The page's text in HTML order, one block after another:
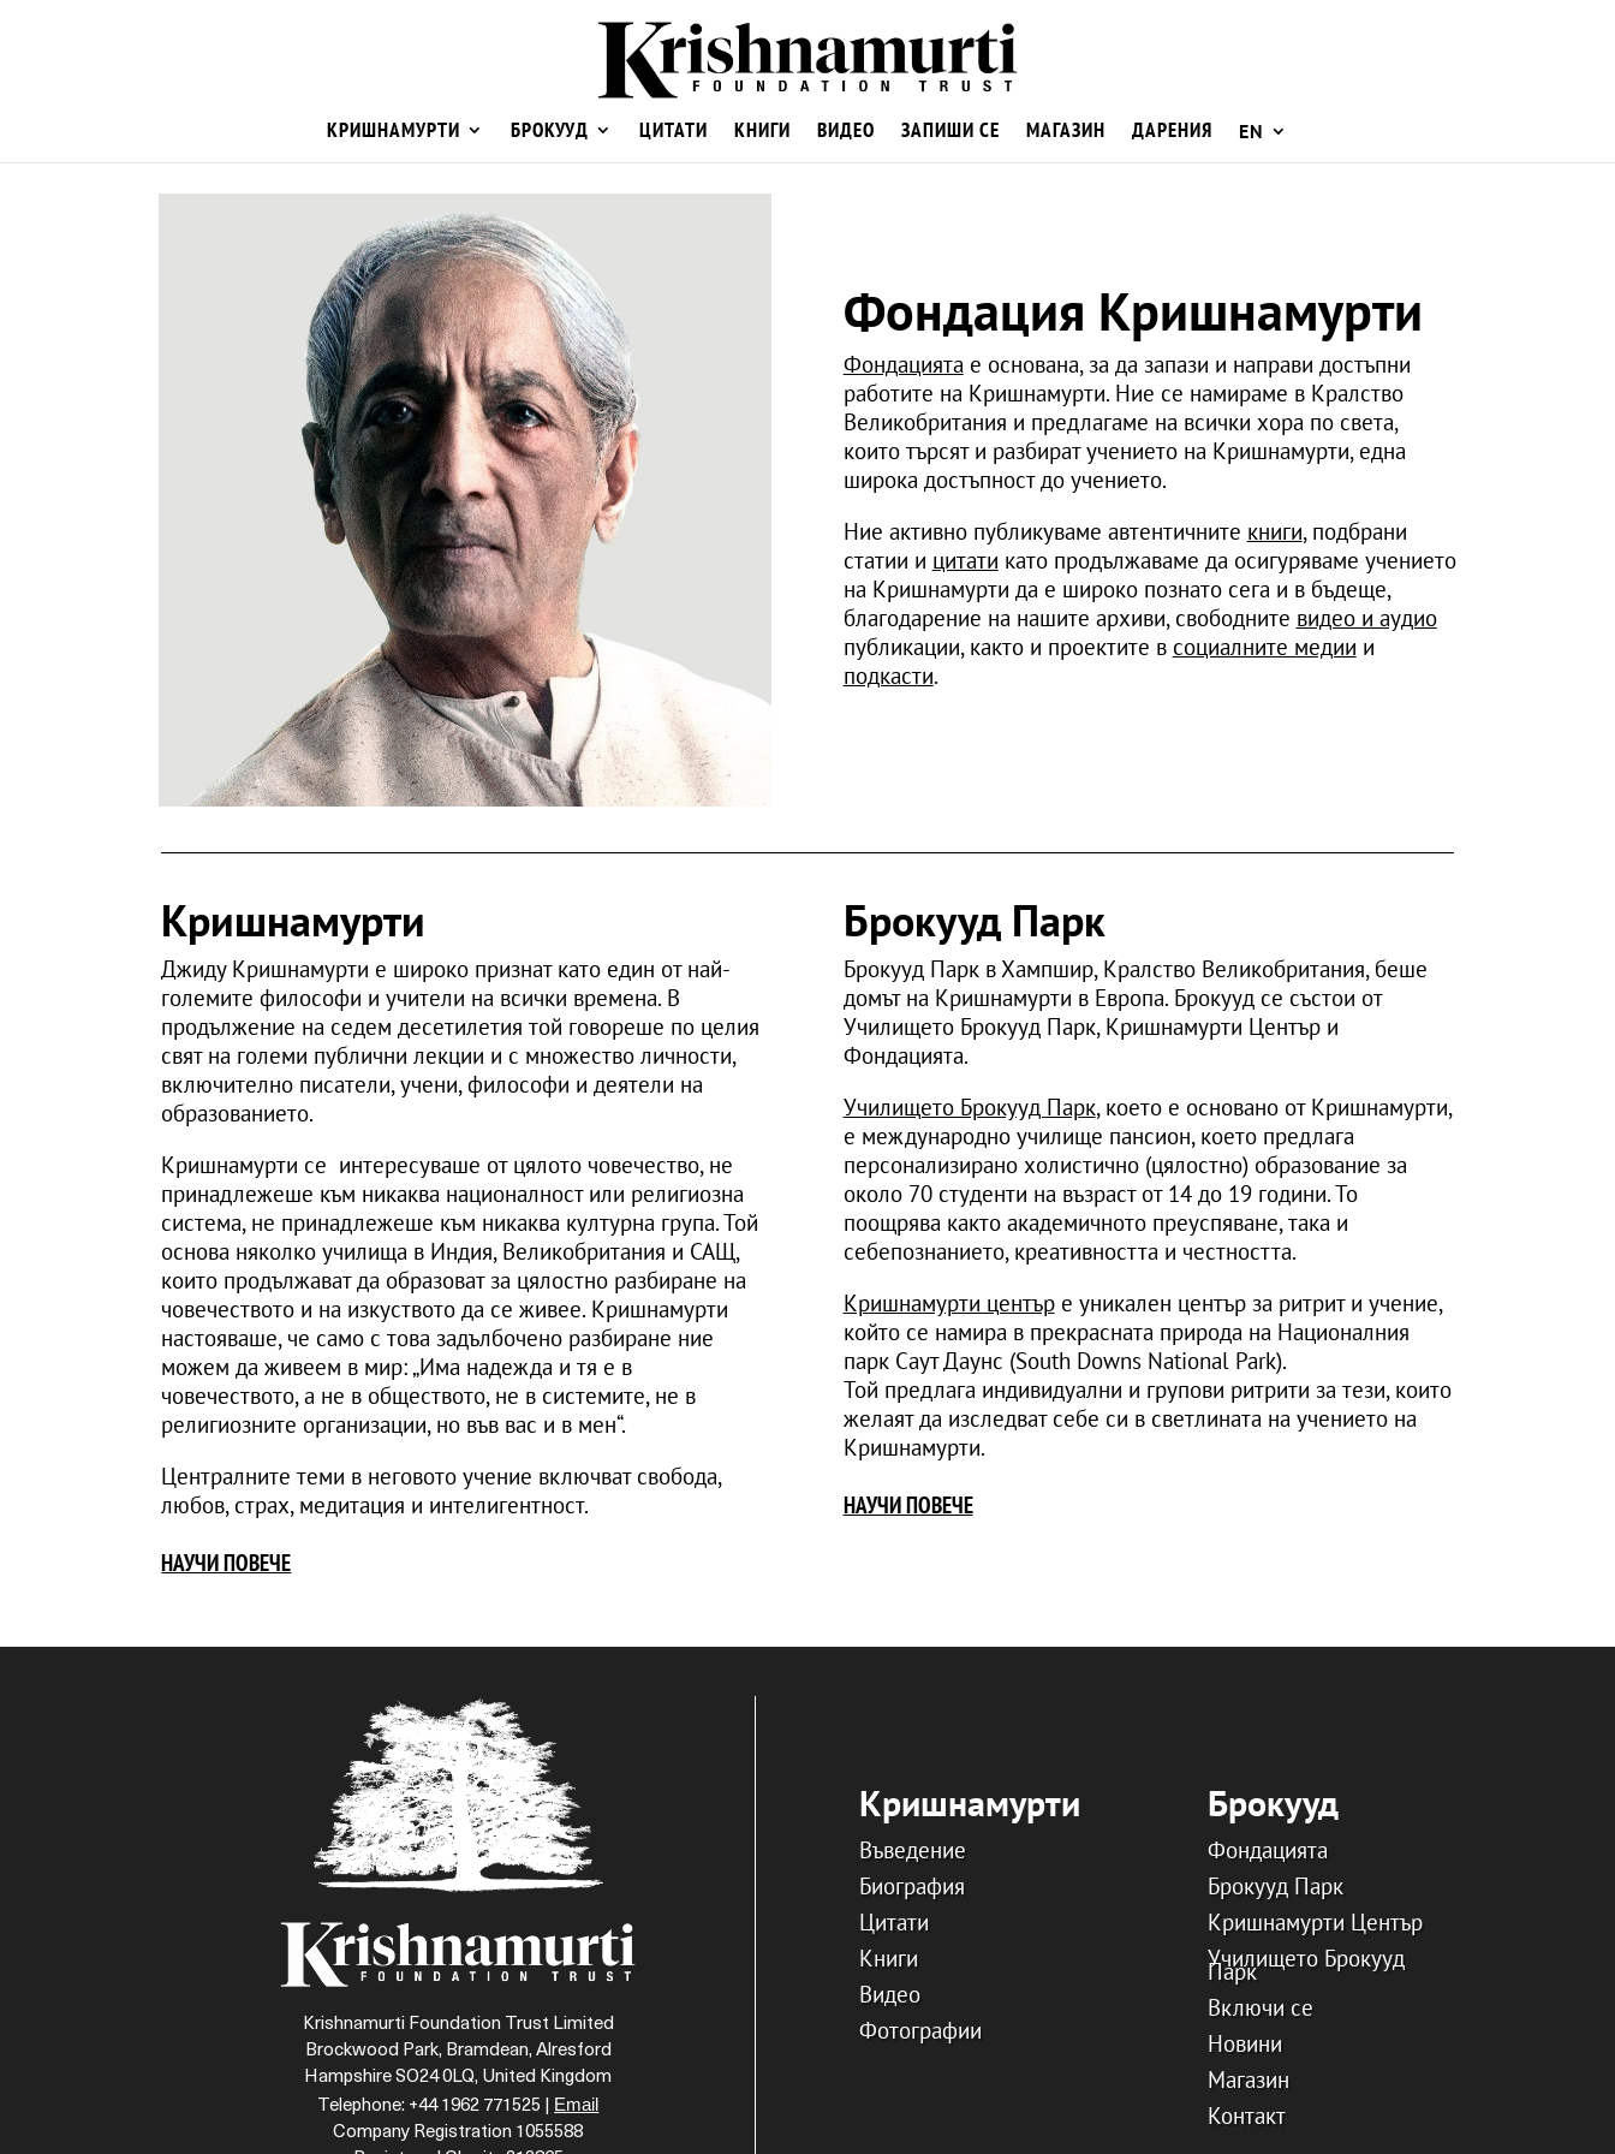
КРИШНАМУРТИ БРОКУУД ЦИТАТИ КНИГИ ВИДЕО ЗАПИШИ СЕ МАГАЗИН ДАРЕНИЯ EN
Фондация Кришнамурти
Фондацията е основана, за да запази и направи достъпни
работите на Кришнамурти. Ние се намираме в Кралство
Великобритания и предлагаме на всички хора по света,
които търсят и разбират учението на Кришнамурти, една
широка достъпност до учението.
Ние активно публикуваме автентичните книги, подбрани
статии и цитати като продължаваме да осигуряваме учението
на Кришнамурти да е широко познато сега и в бъдеще,
благодарение на нашите архиви, свободните видео и аудио
публикации, както и проектите в социалните медии и
подкасти.
Кришнамурти
Джиду Кришнамурти е широко признат като един от най-
големите философи и учители на всички времена. В
продължение на седем десетилетия той говореше по целия
свят на големи публични лекции и с множество личности,
включително писатели, учени, философи и деятели на
образованието.
Кришнамурти се интересуваше от цялото човечество, не
принадлежеше към никаква националност или религиозна
система, не принадлежеше към никаква културна група. Той
основа няколко училища в Индия, Великобритания и САЩ,
които продължават да образоват за цялостно разбиране на
човечеството и на изкуството да се живее. Кришнамурти
настояваше, че само с това задълбочено разбиране ние
можем да живеем в мир: „Има надежда и тя е в
човечеството, а не в обществото, не в системите, не в
религиозните организации, но във вас и в мен“.
Централните теми в неговото учение включват свобода,
любов, страх, медитация и интелигентност.
НАУЧИ ПОВЕЧЕ
Брокууд Парк
Брокууд Парк в Хампшир, Кралство Великобритания, беше
домът на Кришнамурти в Европа. Брокууд се състои от
Училището Брокууд Парк, Кришнамурти Център и
Фондацията.
Училището Брокууд Парк, което е основано от Кришнамурти,
е международно училище пансион, което предлага
персонализирано холистично (цялостно) образование за
около 70 студенти на възраст от 14 до 19 години. То
поощрява както академичното преуспяване, така и
себепознанието, креативността и честността.
Кришнамурти центъре уникален център за ритрит и учение,
който се намира в прекрасната природа на Националния
парк Саут Даунс (South Downs National Park).
Той предлага индивидуални и групови ритрити за тези, които
желаят да изследват себе си в светлината на учението на
Кришнамурти.
НАУЧИ ПОВЕЧЕ
Krishnamurti Foundation Trust Limited
Brockwood Park, Bramdean, Alresford
Hampshire SO24 0LQ, United Kingdom
Telephone: +44 1962 771525 | Email
Company Registration 1055588
Кришнамурти
Въведение
Биография
Цитати
Книги
Видео
Фотографии
Брокууд
Фондацията
Брокууд Парк
Кришнамурти Център
Училището Брокууд
Парк
Включи се
Новини
Магазин
Контакт